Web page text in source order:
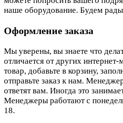
наше оборудование. Будем рады
Оформление заказа
Мы уверены, вы знаете что
отличается от других
товар, добавьте в корзину,
отправьте заказ к нам.
ответят вам. Иногда это
Менеджеры работают с
18.